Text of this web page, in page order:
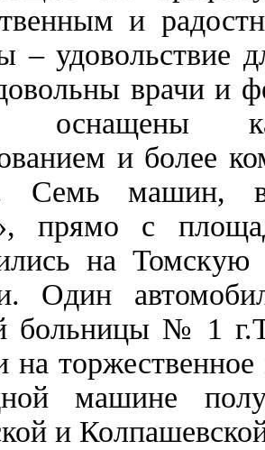
и
– удовольствие
врачи и
оснащены
и более
Семь машин,
прямо с
на
Один
больницы № 1
на
машине
и